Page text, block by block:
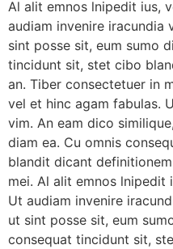
Al alit emnos lnipedit ius,
audiam invenire iracundia
sint posse sit, eum sumo
tincidunt sit, stet cibo
an. Tiber consectetuer in
vel et hinc agam fabulas.
vim. An eam dico
diam ea. Cu omnis
blandit dicant
mei. Al alit emnos lnipedit
Ut audiam invenire
ut sint posse sit, eum
consequat tincidunt sit,